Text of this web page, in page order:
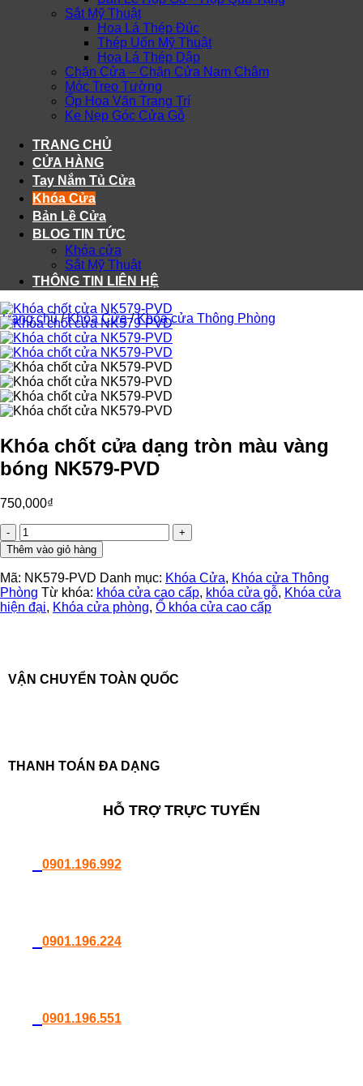
Sắt Mỹ Thuật
Hoa Lá Thép Đúc
Thép Uốn Mỹ Thuật
Hoa Lá Thép Dập
Chặn Cửa – Chặn Cửa Nam Châm
Móc Treo Tường
Ốp Hoa Văn Trang Trí
Ke Nẹp Góc Cửa Gỗ
TRANG CHỦ
CỬA HÀNG
Tay Nắm Tủ Cửa
Khóa Cửa
Bản Lề Cửa
BLOG TIN TỨC
Khóa cửa
Sắt Mỹ Thuật
THÔNG TIN LIÊN HỆ
Trang chủ / Khóa Cửa / Khóa cửa Thông Phòng
Khóa chốt cửa dạng tròn màu vàng
bóng NK579-PVD
750,000₫
Khóa
chốt
cửa
dạng
tròn
màu
vàng
số
lượng
Thêm vào giỏ hàng
Mã: NK579-PVD Danh mục: Khóa Cửa, Khóa cửa Thông
Phòng Từ khóa: khóa cửa cao cấp, khóa cửa gỗ, Khóa cửa
hiện đại, Khóa cửa phòng, Ổ khóa cửa cao cấp
VẬN CHUYỂN TOÀN QUỐC
THANH TOÁN ĐA DẠNG
HỖ TRỢ TRỰC TUYẾN
0901.196.992
0901.196.224
0901.196.551